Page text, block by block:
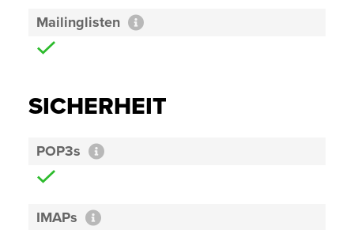
Mailinglisten
SICHERHEIT
POP3s
IMAPs